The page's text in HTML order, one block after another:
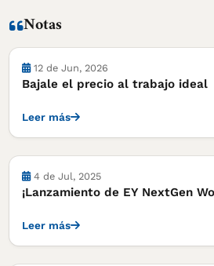
Notas
Notas
12 de Jun, 2026
Bajale el precio al trabajo ideal
Leer más
Notas
4 de Jul, 2025
¡Lanzamiento de EY NextGen
Leer más